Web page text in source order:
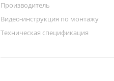
Производитель
Видео-инструкция по монтажу
Техническая спецификация